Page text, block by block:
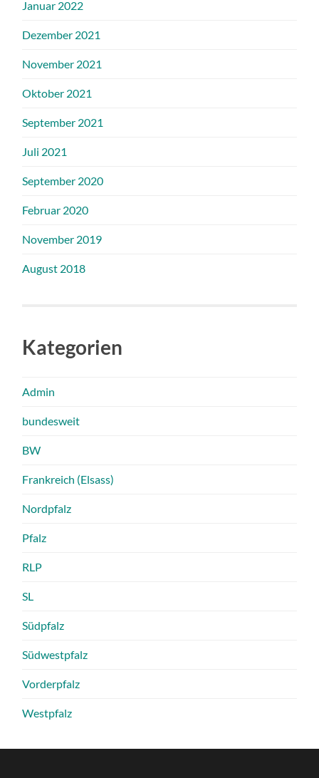
Januar 2022
Dezember 2021
November 2021
Oktober 2021
September 2021
Juli 2021
September 2020
Februar 2020
November 2019
August 2018
Kategorien
Admin
bundesweit
BW
Frankreich (Elsass)
Nordpfalz
Pfalz
RLP
SL
Südpfalz
Südwestpfalz
Vorderpfalz
Westpfalz